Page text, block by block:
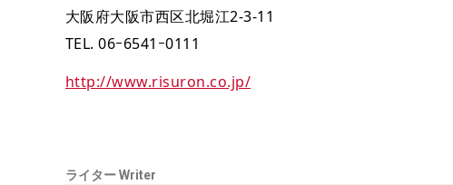
大阪府大阪市西区北堀江2-3-11
TEL. 06ｰ6541ｰ0111
http://www.risuron.co.jp/
ライターWriter